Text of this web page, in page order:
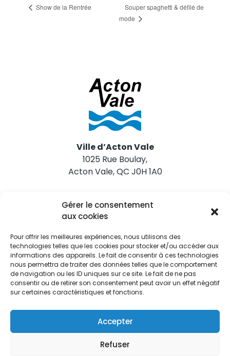
Gérer le consentement
aux cookies
Pour offrir les meilleures expériences, nous utilisons des
technologies telles que les cookies pour stocker et/ou accéder aux
informations des appareils. Le fait de consentir à ces technologies
nous permettra de traiter des données telles que le comportement
de navigation ou les ID uniques sur ce site. Le fait de ne pas
consentir ou de retirer son consentement peut avoir un effet négatif
sur certaines caractéristiques et fonctions.
Accepter
Refuser
Show de la Rentrée
Souper spaghetti & défilé de
mode
Ville d’Acton Vale
1025 Rue Boulay,
Acton Vale, QC J0H 1A0
Nous joindre
Tél. 450 546-2703
Restez informés
Abonnez-vous aux alertes municipales
Je m'abonne